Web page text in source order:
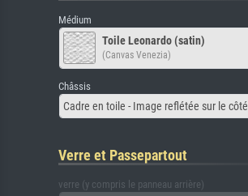
Médium
Toile Leonardo (satin)
(Canvas Venezia)
Châssis
Cadre en toile - Image reflétée sur le côté
Verre et Passepartout
verre (y compris le panneau arrière)